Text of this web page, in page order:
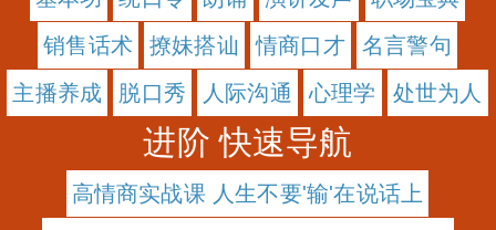
销售话术
撩妹搭讪 情商口才
名言警句
主播养成
脱口秀 人际沟通 心理学 处世为人
进阶 快速导航
高情商实战课 人生不要'输'在说话上